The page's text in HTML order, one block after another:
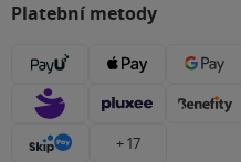
Platební metody
+ 17